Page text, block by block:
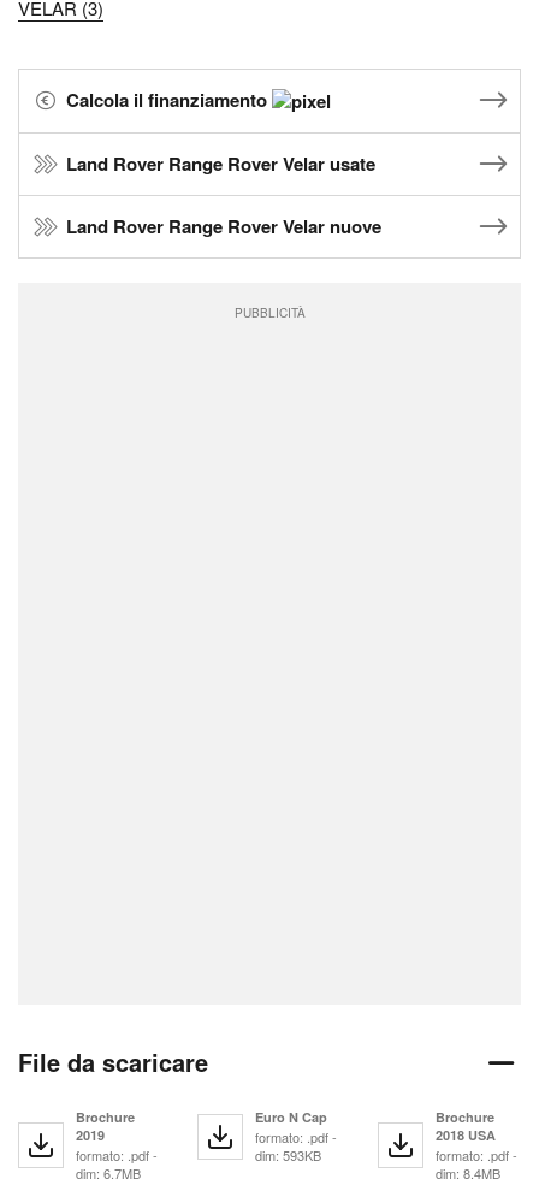
VELAR (3)
Calcola il finanziamento
Land Rover Range Rover Velar usate
Land Rover Range Rover Velar nuove
PUBBLICITÀ
File da scaricare
Brochure
2019
formato: .pdf -
dim: 6.7MB
Euro N Cap
formato: .pdf -
dim: 593KB
Brochure
2018 USA
formato: .pdf -
dim: 8.4MB